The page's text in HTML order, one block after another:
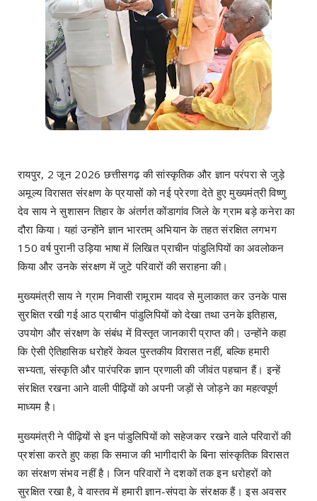
रायपुर, 2 जून 2026 छत्तीसगढ़ की सांस्कृतिक और ज्ञान परंपरा से जुड़े
अमूल्य विरासत संरक्षण के प्रयासों को नई प्रेरणा देते हुए मुख्यमंत्री विष्णु
देव साय ने सुशासन तिहार के अंतर्गत कोंडागांव जिले के ग्राम बड़े कनेरा का
दौरा किया। यहां उन्होंने ज्ञान भारतम् अभियान के तहत संरक्षित लगभग
150 वर्ष पुरानी उड़िया भाषा में लिखित प्राचीन पांडुलिपियों का अवलोकन
किया और उनके संरक्षण में जुटे परिवारों की सराहना की।
मुख्यमंत्री साय ने ग्राम निवासी रामूराम यादव से मुलाकात कर उनके पास
सुरक्षित रखी गई आठ प्राचीन पांडुलिपियों को देखा तथा उनके इतिहास,
उपयोग और संरक्षण के संबंध में विस्तृत जानकारी प्राप्त की। उन्होंने कहा
कि ऐसी ऐतिहासिक धरोहरें केवल पुस्तकीय विरासत नहीं, बल्कि हमारी
सभ्यता, संस्कृति और पारंपरिक ज्ञान प्रणाली की जीवंत पहचान हैं। इन्हें
संरक्षित रखना आने वाली पीढ़ियों को अपनी जड़ों से जोड़ने का महत्वपूर्ण
माध्यम है।
मुख्यमंत्री ने पीढ़ियों से इन पांडुलिपियों को सहेजकर रखने वाले परिवारों की
प्रशंसा करते हुए कहा कि समाज की भागीदारी के बिना सांस्कृतिक विरासत
का संरक्षण संभव नहीं है। जिन परिवारों ने दशकों तक इन धरोहरों को
सुरक्षित रखा है, वे वास्तव में हमारी ज्ञान-संपदा के संरक्षक हैं। इस अवसर